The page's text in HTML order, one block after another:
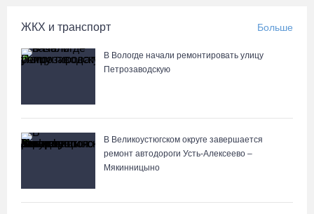
ЖКХ и транспорт Больше
В Вологде начали ремонтировать улицу
Петрозаводскую
В Великоустюгском округе завершается
ремонт автодороги Усть-Алексеево –
Мякинницыно